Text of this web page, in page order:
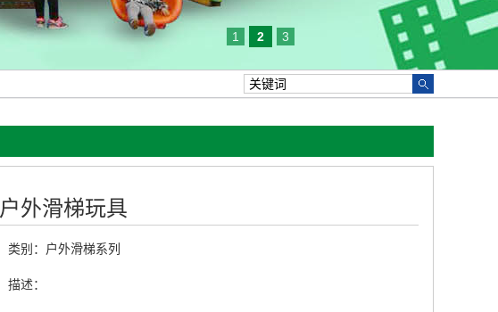
1 2 3
户外滑梯玩具
类别： 户外滑梯系列
描述：